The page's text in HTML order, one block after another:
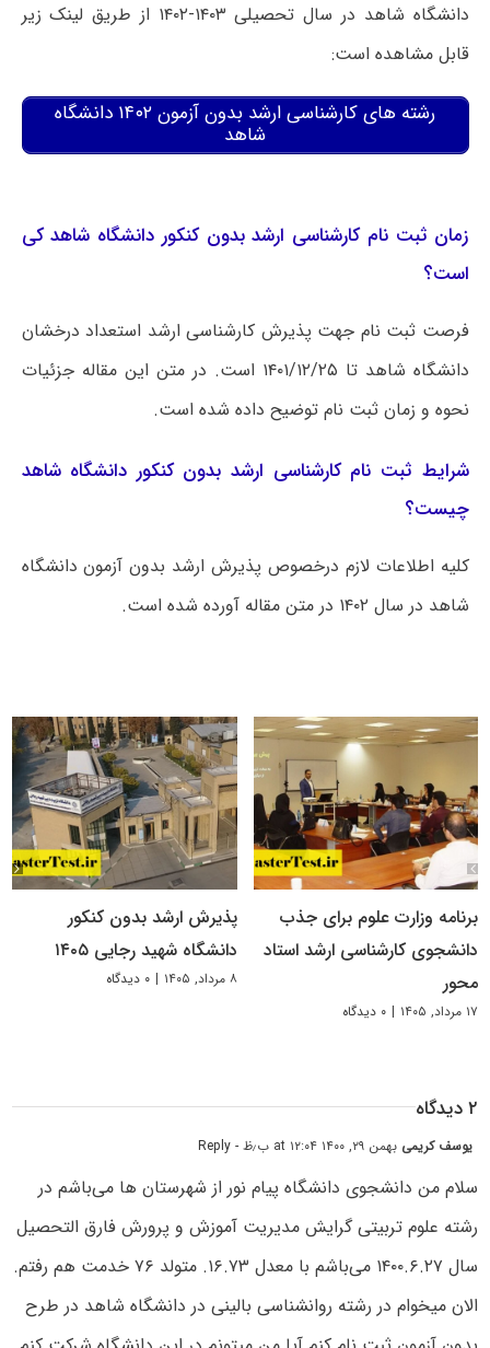
دانشگاه شاهد در سال تحصیلی ۱۴۰۳-۱۴۰۲ از طریق لینک زیر
قابل مشاهده است:
رشته های کارشناسی ارشد بدون آزمون ۱۴۰۲ دانشگاه
شاهد
زمان ثبت نام کارشناسی ارشد بدون کنکور دانشگاه شاهد کی
است؟
فرصت ثبت نام جهت پذیرش کارشناسی ارشد استعداد درخشان
دانشگاه شاهد تا ۱۴۰۱/۱۲/۲۵ است. در متن این مقاله جزئیات
نحوه و زمان ثبت نام توضیح داده شده است.
شرایط ثبت نام کارشناسی ارشد بدون کنکور دانشگاه شاهد
چیست؟
کلیه اطلاعات لازم درخصوص پذیرش ارشد بدون آزمون دانشگاه
شاهد در سال ۱۴۰۲ در متن مقاله آورده شده است.
برنامه وزارت علوم برای جذب
دانشجوی کارشناسی ارشد استاد
محور
۱۷ مرداد, ۱۴۰۵ | ۰ دیدگاه
پذیرش ارشد بدون کنکور
دانشگاه شهید رجایی ۱۴۰۵
۸ مرداد, ۱۴۰۵ | ۰ دیدگاه
۲ دیدگاه
یوسف کریمی بهمن ۲۹, ۱۴۰۰ at ۱۲:۰۴ ب٫ظ - Reply
سلام من دانشجوی دانشگاه پیام نور از شهرستان ها می‌باشم در
رشته علوم تربیتی گرایش مدیریت آموزش و پرورش فارق التحصیل
سال ۱۴۰۰.۶.۲۷ می‌باشم با معدل ۱۶.۷۳. متولد ۷۶ خدمت هم رفتم.
الان میخوام در رشته روانشناسی بالینی در دانشگاه شاهد در طرح